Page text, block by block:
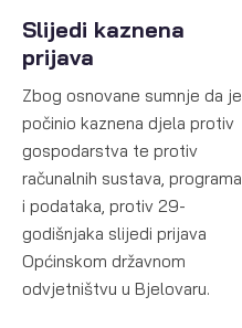
Slijedi kaznena
prijava
Zbog osnovane sumnje da je
počinio kaznena djela protiv
gospodarstva te protiv
računalnih sustava, programa
i podataka, protiv 29-
godišnjaka slijedi prijava
Općinskom državnom
odvjetništvu u Bjelovaru.